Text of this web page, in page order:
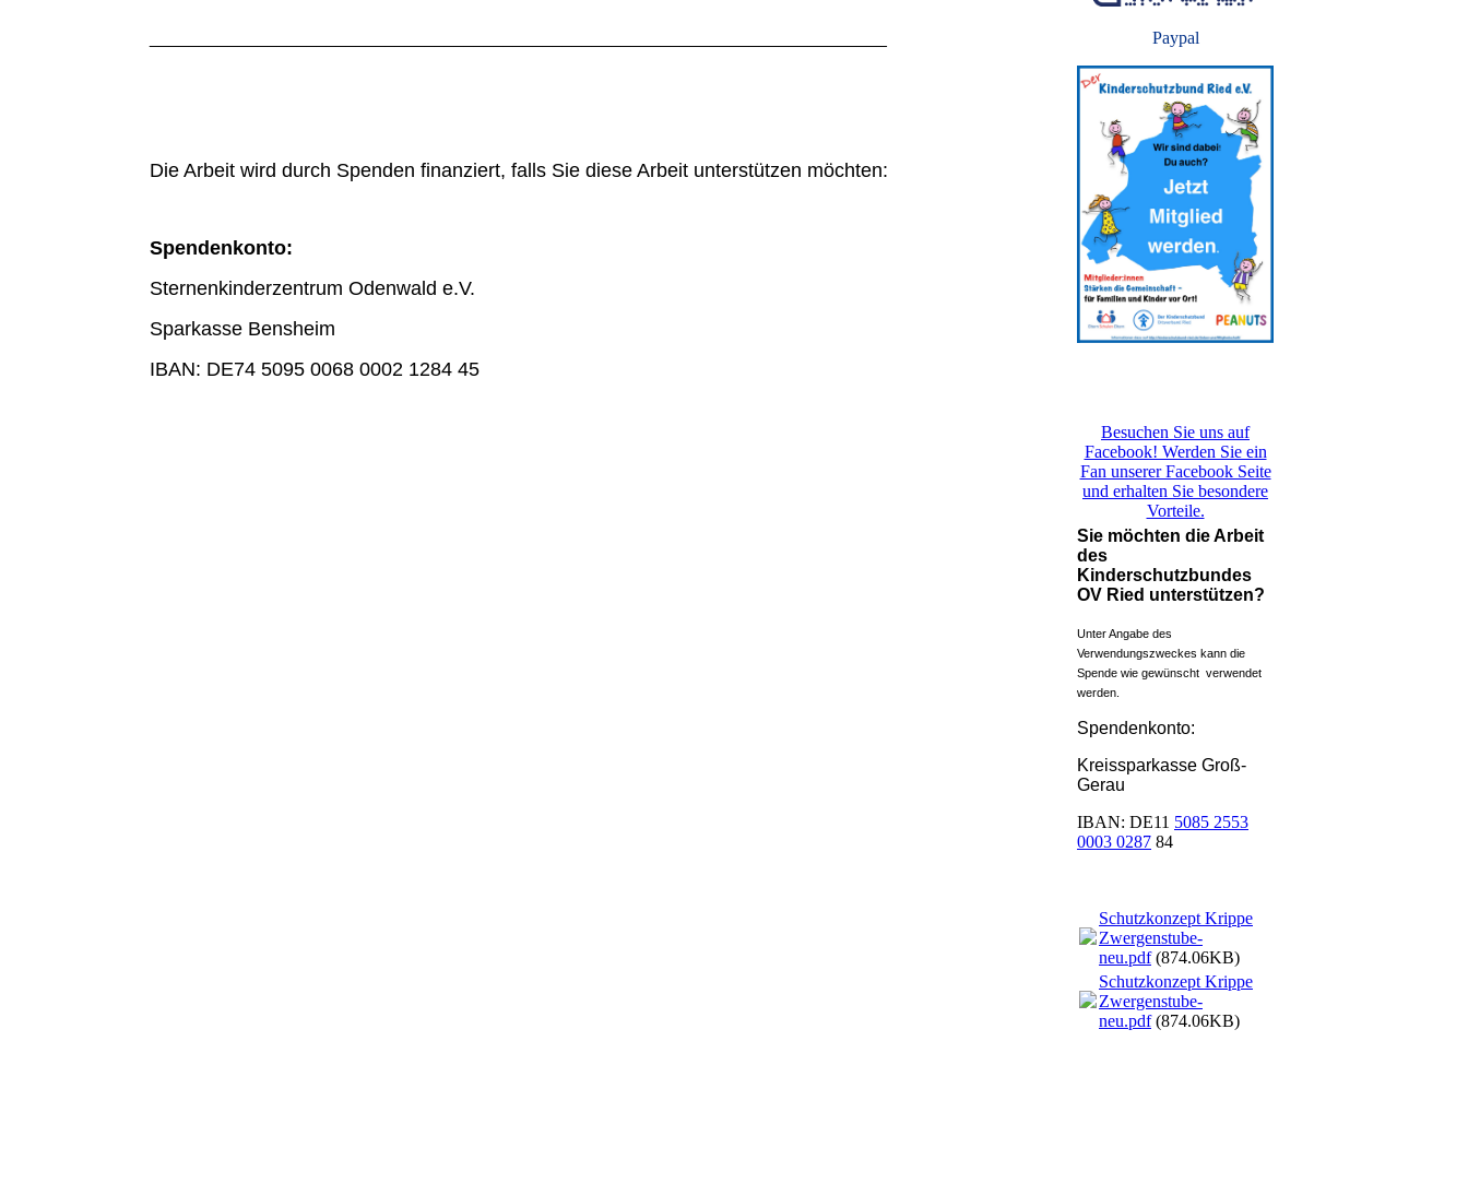
Die Arbeit wird durch Spenden finanziert, falls Sie diese Arbeit unterstützen möchten:
Spendenkonto:
Sternenkinderzentrum Odenwald e.V.
Sparkasse Bensheim
IBAN: DE74 5095 0068 0002 1284 45
Paypal
Besuchen Sie uns auf
Facebook! Werden Sie ein
Fan unserer Facebook Seite
und erhalten Sie besondere
Vorteile.
Sie möchten die Arbeit
des
Kinderschutzbundes
OV Ried unterstützen?
Unter Angabe des
Verwendungszweckes kann die
Spende wie gewünscht verwendet
werden.
Spendenkonto:
Kreissparkasse Groß-
Gerau
IBAN: DE11 5085 2553
0003 0287 84
Schutzkonzept Krippe
Zwergenstube-
neu.pdf(874.06KB)
Schutzkonzept Krippe
Zwergenstube-
neu.pdf(874.06KB)